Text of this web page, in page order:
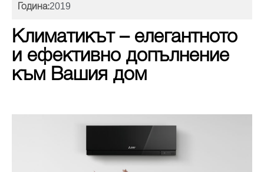
Година:2019
Климатикът – елегантното
и ефективно допълнение
към Вашия дом